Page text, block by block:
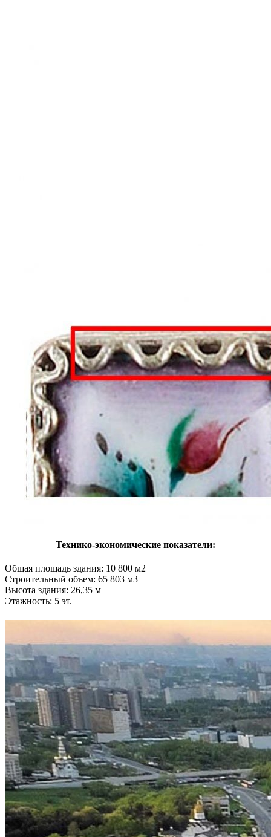
Технико-экономические показатели:
Общая площадь здания: 10 800 м2
Строительный объем: 65 803 м3
Высота здания: 26,35 м
Этажность: 5 эт.